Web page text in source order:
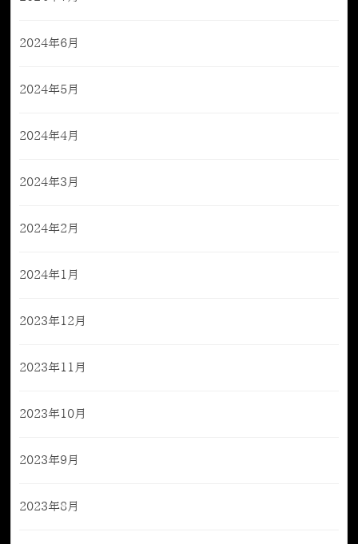
2024年6月
2024年5月
2024年4月
2024年3月
2024年2月
2024年1月
2023年12月
2023年11月
2023年10月
2023年9月
2023年8月